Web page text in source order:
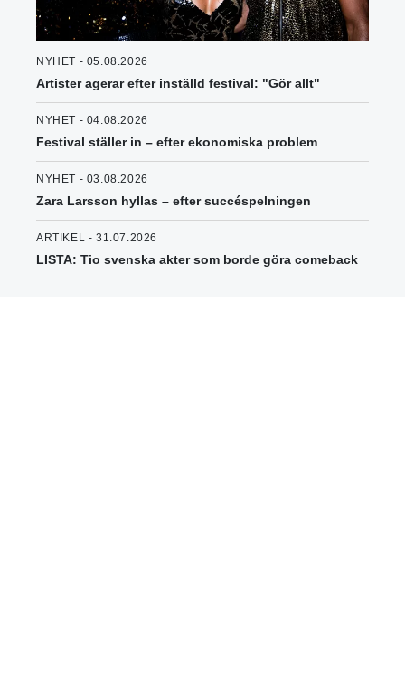
NYHET - 05.08.2026
Artister agerar efter inställd festival: "Gör allt"
NYHET - 04.08.2026
Festival ställer in – efter ekonomiska problem
NYHET - 03.08.2026
Zara Larsson hyllas – efter succéspelningen
ARTIKEL - 31.07.2026
LISTA: Tio svenska akter som borde göra comeback